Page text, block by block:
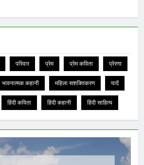
परिवार प्रेम प्रेम कविता प्रेरणा
भावनात्मक कहानी महिला सशक्तिकरण यादें
हिंदी कविता हिंदी कहानी हिंदी साहित्य